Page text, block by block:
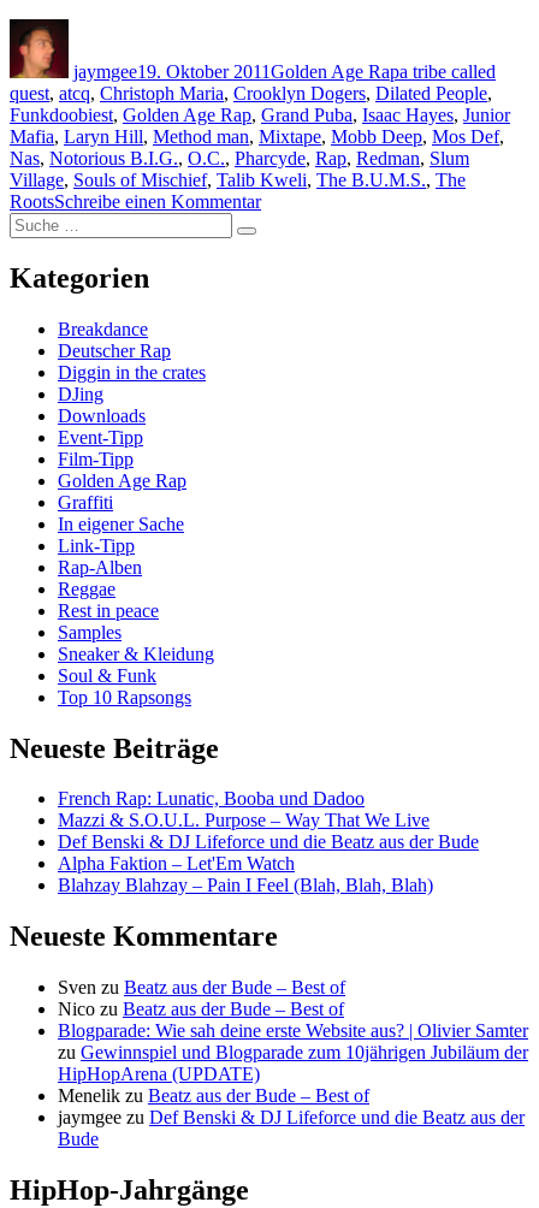
jaymgee19. Oktober 2011Golden Age Rapa tribe called
quest, atcq, Christoph Maria, Crooklyn Dogers, Dilated People,
Funkdoobiest, Golden Age Rap, Grand Puba, Isaac Hayes, Junior
Mafia, Laryn Hill, Method man, Mixtape, Mobb Deep, Mos Def,
Nas, Notorious B.I.G., O.C., Pharcyde, Rap, Redman, Slum
Village, Souls of Mischief, Talib Kweli, The B.U.M.S., The
RootsSchreibe einen Kommentarzu
Suche
nach:
Suche
Kategorien
Breakdance
Deutscher Rap
Diggin in the crates
DJing
Downloads
Event-Tipp
Film-Tipp
Golden Age Rap
Graffiti
In eigener Sache
Link-Tipp
Rap-Alben
Reggae
Rest in peace
Samples
Sneaker & Kleidung
Soul & Funk
Top 10 Rapsongs
Neueste Beiträge
French Rap: Lunatic, Booba und Dadoo
Mazzi & S.O.U.L. Purpose – Way That We Live
Def Benski & DJ Lifeforce und die Beatz aus der Bude
Alpha Faktion – Let'Em Watch
Blahzay Blahzay – Pain I Feel (Blah, Blah, Blah)
Neueste Kommentare
Sven zu Beatz aus der Bude – Best of
Nico zu Beatz aus der Bude – Best of
Blogparade: Wie sah deine erste Website aus? | Olivier Samter
zu Gewinnspiel und Blogparade zum 10jährigen Jubiläum der
HipHopArena (UPDATE)
Menelik zu Beatz aus der Bude – Best of
jaymgee zu Def Benski & DJ Lifeforce und die Beatz aus der
Bude
HipHop-Jahrgänge